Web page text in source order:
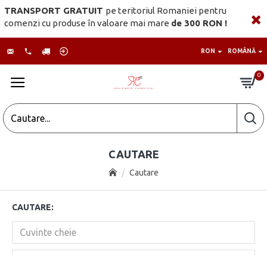
TRANSPORT GRATUIT pe teritoriul Romaniei pentru
comenzi cu produse în valoare mai mare de 300 RON !
RON ROMÂNĂ
0
Cautare
CAUTARE
CAUTARE: